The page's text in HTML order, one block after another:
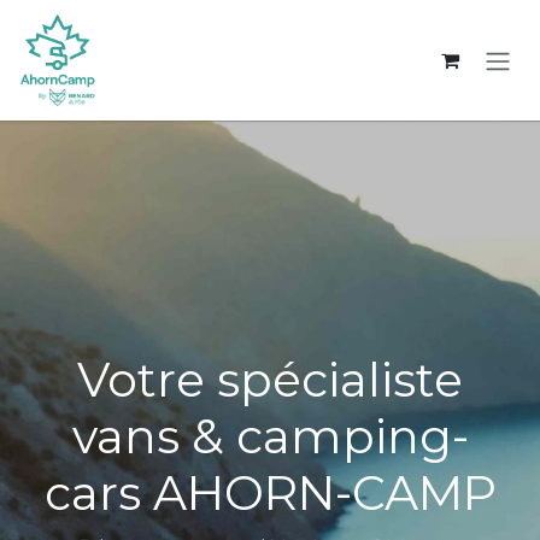
Se rendre au contenu
Votre spécialiste
vans & camping-
cars AHORN-CAMP